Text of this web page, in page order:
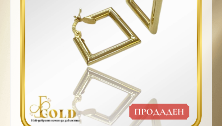
ПРОДАДЕН